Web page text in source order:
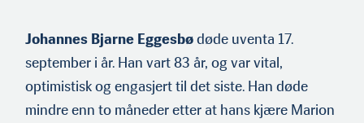
Johannes Bjarne Eggesbødøde uventa 17.
september i år. Han vart 83 år, og var vital,
optimistisk og engasjert til det siste. Han døde
mindre enn to måneder etter at hans kjære Marion